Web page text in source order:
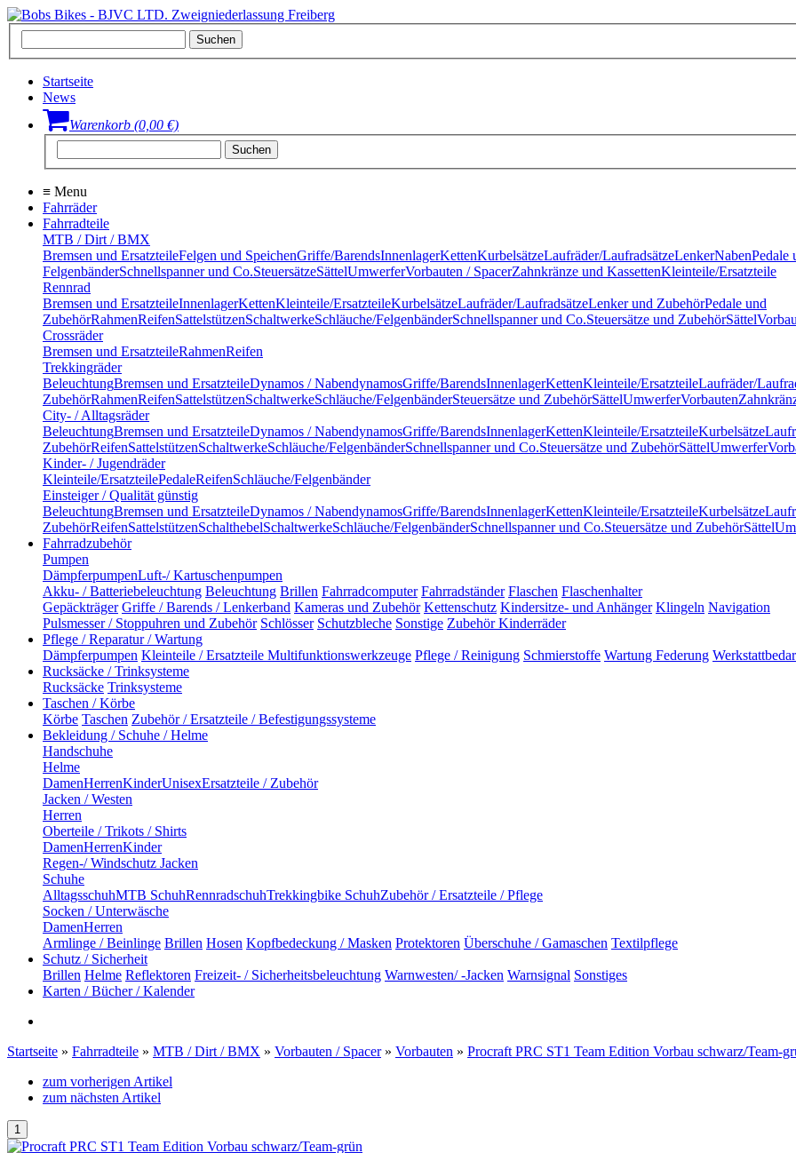
Startseite
News
Warenkorb (0,00 €)
≡ Menu
Fahrräder
Fahrradteile
MTB / Dirt / BMX
Bremsen und ErsatzteileFelgen und SpeichenGriffe/BarendsInnenlagerKettenKurbelsätzeLaufräder/LaufradsätzeLenkerNabenPedale
FelgenbänderSchnellspanner und Co.SteuersätzeSättelUmwerferVorbauten / SpacerZahnkränze und KassettenKleinteile/Ersatzteile
Rennrad
Bremsen und ErsatzteileInnenlagerKettenKleinteile/ErsatzteileKurbelsätzeLaufräder/LaufradsätzeLenker und ZubehörPedale und
ZubehörRahmenReifenSattelstützenSchaltwerkeSchläuche/FelgenbänderSchnellspanner und Co.Steuersätze und ZubehörSättel
Crossräder
Bremsen und ErsatzteileRahmenReifen
Trekkingräder
BeleuchtungBremsen und ErsatzteileDynamos / NabendynamosGriffe/BarendsInnenlagerKettenKleinteile/ErsatzteileLaufräder/
ZubehörRahmenReifenSattelstützenSchaltwerkeSchläuche/FelgenbänderSteuersätze und ZubehörSättelUmwerferVorbauten
City- / Alltagsräder
BeleuchtungBremsen und ErsatzteileDynamos / NabendynamosGriffe/BarendsInnenlagerKettenKleinteile/ErsatzteileKurbelsätze
ZubehörReifenSattelstützenSchaltwerkeSchläuche/FelgenbänderSchnellspanner und Co.Steuersätze und ZubehörSättelUmwerfer
Kinder- / Jugendräder
Kleinteile/ErsatzteilePedaleReifenSchläuche/Felgenbänder
Einsteiger / Qualität günstig
BeleuchtungBremsen und ErsatzteileDynamos / NabendynamosGriffe/BarendsInnenlagerKettenKleinteile/ErsatzteileKurbelsätze
ZubehörReifenSattelstützenSchalthebelSchaltwerkeSchläuche/FelgenbänderSchnellspanner und Co.Steuersätze und ZubehörSättel
Fahrradzubehör
Pumpen
DämpferpumpenLuft-/ Kartuschenpumpen
Akku- / Batteriebeleuchtung Beleuchtung Brillen Fahrradcomputer Fahrradständer Flaschen Flaschenhalter
Gepäckträger Griffe / Barends / Lenkerband Kameras und Zubehör Kettenschutz Kindersitze- und Anhänger Klingeln Navigation
Pulsmesser / Stoppuhren und Zubehör Schlösser Schutzbleche Sonstige Zubehör Kinderräder
Pflege / Reparatur / Wartung
Dämpferpumpen Kleinteile / Ersatzteile Multifunktionswerkzeuge Pflege / Reinigung Schmierstoffe Wartung Federung
Rucksäcke / Trinksysteme
Rucksäcke Trinksysteme
Taschen / Körbe
Körbe Taschen Zubehör / Ersatzteile / Befestigungssysteme
Bekleidung / Schuhe / Helme
Handschuhe
Helme
DamenHerrenKinderUnisexErsatzteile / Zubehör
Jacken / Westen
Herren
Oberteile / Trikots / Shirts
DamenHerrenKinder
Regen-/ Windschutz Jacken
Schuhe
AlltagsschuhMTB SchuhRennradschuhTrekkingbike SchuhZubehör / Ersatzteile / Pflege
Socken / Unterwäsche
DamenHerren
Armlinge / Beinlinge Brillen Hosen Kopfbedeckung / Masken Protektoren Überschuhe / Gamaschen Textilpflege
Schutz / Sicherheit
Brillen Helme Reflektoren Freizeit- / Sicherheitsbeleuchtung Warnwesten/ -Jacken Warnsignal Sonstiges
Karten / Bücher / Kalender
Startseite » Fahrradteile » MTB / Dirt / BMX » Vorbauten / Spacer» Vorbauten » Procraft PRC ST1 Team Edition Vorbau schwarz/Team-
zum vorherigen Artikel
zum nächsten Artikel